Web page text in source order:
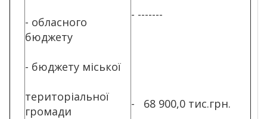
- обласного
бюджету
- бюджету міської
територіальної
громади
- -------
- 68 900,0 тис.грн.